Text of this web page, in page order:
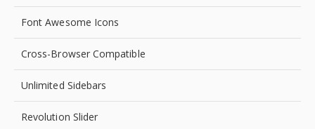
Font Awesome Icons
Cross-Browser Compatible
Unlimited Sidebars
Revolution Slider